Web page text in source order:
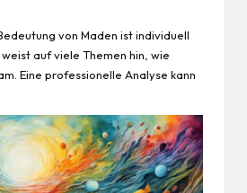
von Maden ist individuell
auf viele Themen hin, wie
Eine professionelle Analyse kann